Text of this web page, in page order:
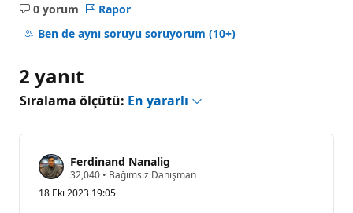
0 yorum
Açıklama
yok
Rapor
Ben de aynı soruyu soruyorum (10+)
2 yanıt
Sıralama ölçütü: En yararlı
Ferdinand Nanalig
32,040 S
y
• Bağımsız Danışman
18 Eki 2023 19:05